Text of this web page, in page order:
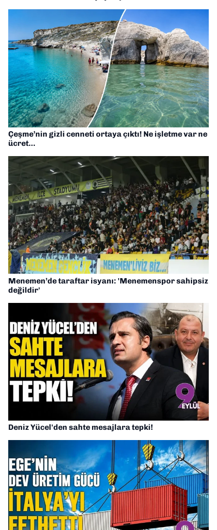
Çeşme’nin gizli cenneti ortaya çıktı! Ne işletme var ne
ücret…
Menemen’de taraftar isyanı: 'Menemenspor sahipsiz
değildir'
Deniz Yücel'den sahte mesajlara tepki!